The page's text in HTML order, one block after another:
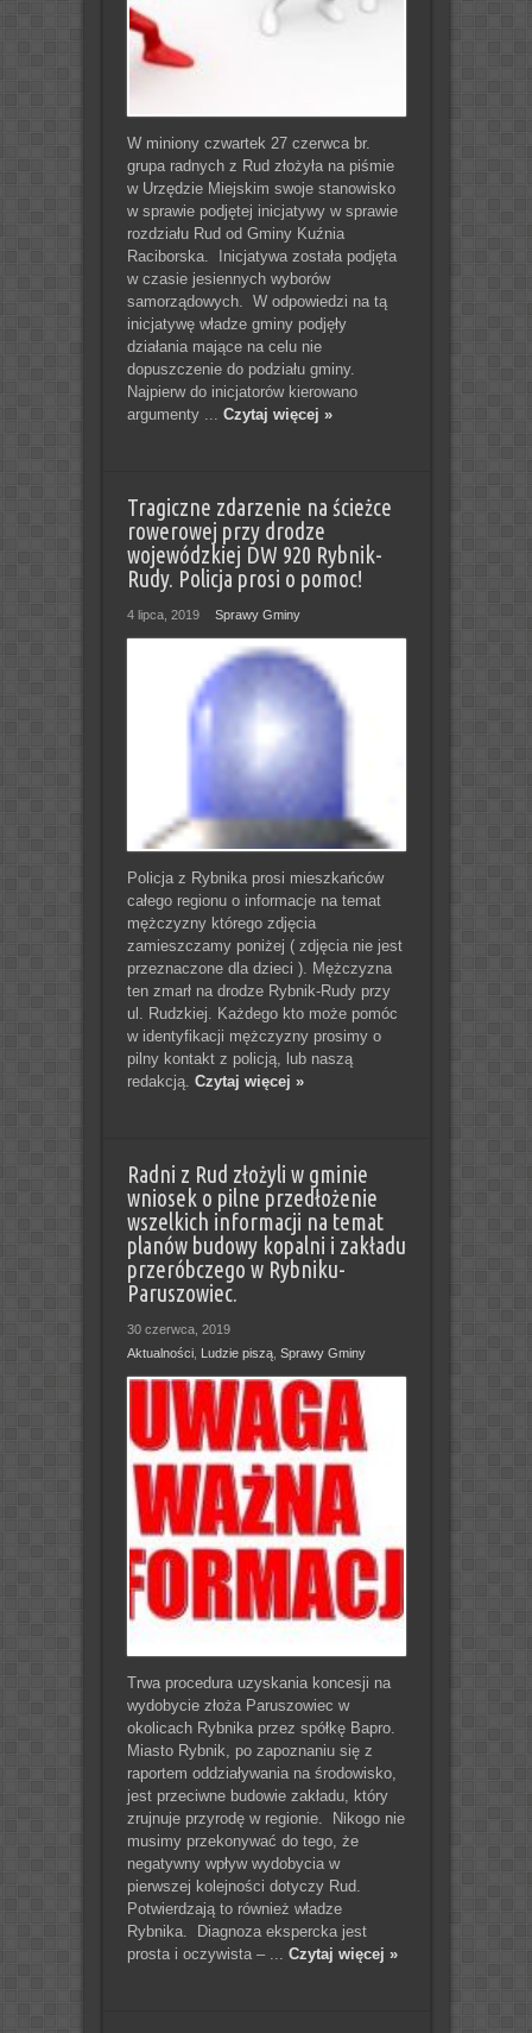
W miniony czwartek 27 czerwca br.
grupa radnych z Rud złożyła na piśmie
w Urzędzie Miejskim swoje stanowisko
w sprawie podjętej inicjatywy w sprawie
rozdziału Rud od Gminy Kuźnia
Raciborska. Inicjatywa została podjęta
w czasie jesiennych wyborów
samorządowych. W odpowiedzi na tą
inicjatywę władze gminy podjęły
działania mające na celu nie
dopuszczenie do podziału gminy.
Najpierw do inicjatorów kierowano
argumenty ... Czytaj więcej »
Tragiczne zdarzenie na ścieżce
rowerowej przy drodze
wojewódzkiej DW 920 Rybnik-
Rudy. Policja prosi o pomoc!
4 lipca, 2019 Sprawy Gminy
Policja z Rybnika prosi mieszkańców
całego regionu o informacje na temat
mężczyzny którego zdjęcia
zamieszczamy poniżej ( zdjęcia nie jest
przeznaczone dla dzieci ). Mężczyzna
ten zmarł na drodze Rybnik-Rudy przy
ul. Rudzkiej. Każdego kto może pomóc
w identyfikacji mężczyzny prosimy o
pilny kontakt z policją, lub naszą
redakcją. Czytaj więcej »
Radni z Rud złożyli w gminie
wniosek o pilne przedłożenie
wszelkich informacji na temat
planów budowy kopalni i zakładu
przeróbczego w Rybniku-
Paruszowiec.
30 czerwca, 2019
Aktualności, Ludzie piszą, Sprawy Gminy
Trwa procedura uzyskania koncesji na
wydobycie złoża Paruszowiec w
okolicach Rybnika przez spółkę Bapro.
Miasto Rybnik, po zapoznaniu się z
raportem oddziaływania na środowisko,
jest przeciwne budowie zakładu, który
zrujnuje przyrodę w regionie. Nikogo nie
musimy przekonywać do tego, że
negatywny wpływ wydobycia w
pierwszej kolejności dotyczy Rud.
Potwierdzają to również władze
Rybnika. Diagnoza ekspercka jest
prosta i oczywista – ... Czytaj więcej »